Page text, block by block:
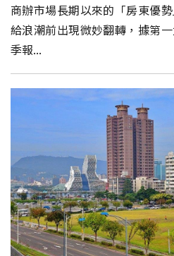
商辦市場長期以來的「房東優
給浪潮前出現微妙翻轉，據第
季報...